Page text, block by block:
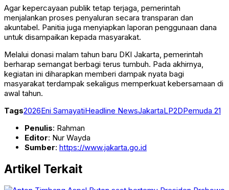
Agar kepercayaan publik tetap terjaga, pemerintah
menjalankan proses penyaluran secara transparan dan
akuntabel. Panitia juga menyiapkan laporan penggunaan dana
untuk disampaikan kepada masyarakat.
Melalui donasi malam tahun baru DKI Jakarta, pemerintah
berharap semangat berbagi terus tumbuh. Pada akhirnya,
kegiatan ini diharapkan memberi dampak nyata bagi
masyarakat terdampak sekaligus memperkuat kebersamaan di
awal tahun.
Tags2026Eni SamayatiHeadline NewsJakartaLP2DPemuda 21
Penulis: Rahman
Editor: Nur Wayda
Sumber: https://www.jakarta.go.id
Artikel Terkait